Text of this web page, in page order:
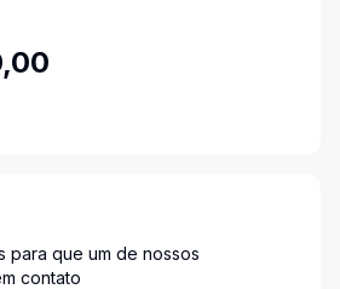
para que um de nossos
contato